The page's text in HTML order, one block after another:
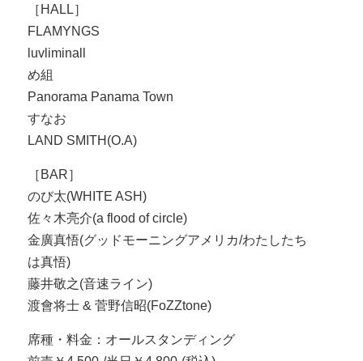
［HALL］
FLAMYNGS
luvliminall
め組
Panorama Panama Town
すなお
LAND SMITH(O.A)
［BAR］
のび太(WHITE ASH)
佐々木亮介(a flood of circle)
金廣真悟(グッドモーニングアメリカ/わたしたち
は真悟)
藤井敬之(音速ライン)
渡會将士 & 菅野信昭(FoZZtone)
席種・料金：オールスタンディング